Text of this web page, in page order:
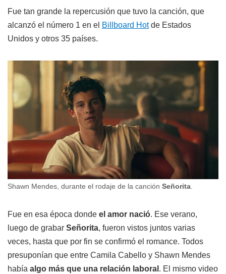
Fue tan grande la repercusión que tuvo la canción, que
alcanzó el número 1 en el Billboard Hotde Estados
Unidos y otros 35 países.
Shawn Mendes, durante el rodaje de la canción Señorita
Fue en esa época donde el amor nació. Ese verano,
luego de grabar Señorita, fueron vistos juntos varias
veces, hasta que por fin se confirmó el romance. Todos
presuponían que entre Camila Cabello y Shawn Mendes
había algo más que una relación laboral . El mismo video